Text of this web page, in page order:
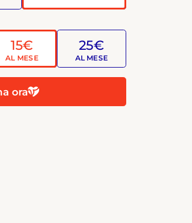
15€
AL MESE
25€
AL MESE
ora